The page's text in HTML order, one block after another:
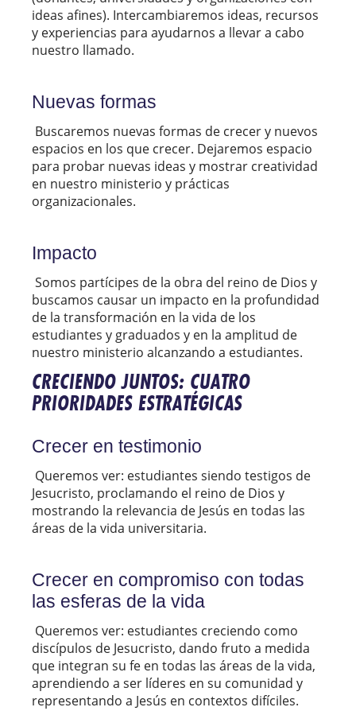
ideas afines). Intercambiaremos ideas, recursos
y experiencias para ayudarnos a llevar a cabo
nuestro llamado.
Nuevas formas
Buscaremos nuevas formas de crecer y nuevos
espacios en los que crecer. Dejaremos espacio
para probar nuevas ideas y mostrar creatividad
en nuestro ministerio y prácticas
organizacionales.
Impacto
Somos partícipes de la obra del reino de Dios y
buscamos causar un impacto en la profundidad
de la transformación en la vida de los
estudiantes y graduados y en la amplitud de
nuestro ministerio alcanzando a estudiantes.
CRECIENDO JUNTOS: CUATRO
PRIORIDADES ESTRATÉGICAS
Crecer en testimonio
Queremos ver: estudiantes siendo testigos de
Jesucristo, proclamando el reino de Dios y
mostrando la relevancia de Jesús en todas las
áreas de la vida universitaria.
Crecer en compromiso con todas
las esferas de la vida
Queremos ver: estudiantes creciendo como
discípulos de Jesucristo, dando fruto a medida
que integran su fe en todas las áreas de la vida,
aprendiendo a ser líderes en su comunidad y
representando a Jesús en contextos difíciles.